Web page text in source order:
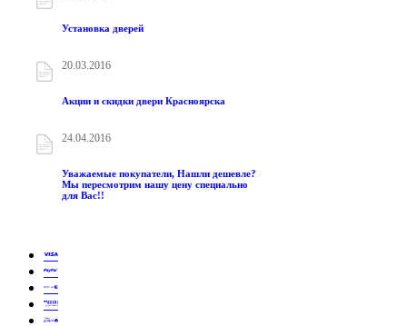
Установка дверей
20.03.2016
Акции и скидки двери Красноярска
24.04.2016
Уважаемые покупатели, Нашли дешевле?
Мы пересмотрим нашу цену специально
для Вас!!